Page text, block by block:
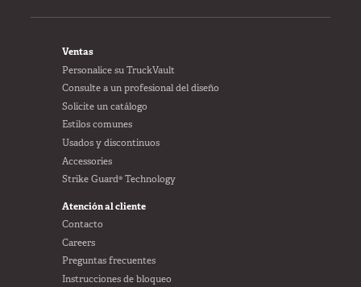
FOOTER
Ventas
Personalice su TruckVault
Consulte a un profesional del diseño
Solicite un catálogo
Estilos comunes
Usados y discontinuos
Accessories
Strike Guard® Technology
Atención al cliente
Contacto
Careers
Preguntas frecuentes
Instrucciones de bloqueo